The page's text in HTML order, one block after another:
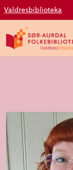
Valdresbiblioteka